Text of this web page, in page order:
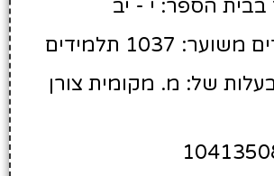
בבית הספר: י - יב
1037 תלמידים
של: מ. מקומית צורן